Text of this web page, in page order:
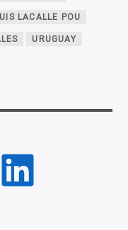
LACALLE POU
URUGUAY
LinkedIn